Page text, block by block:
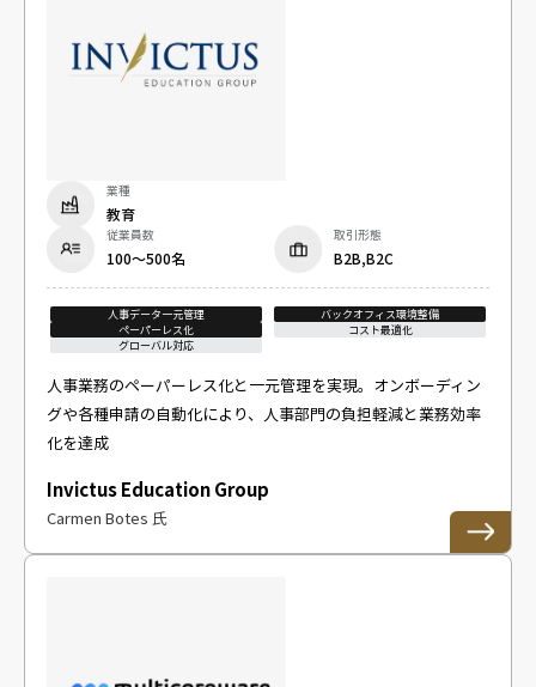
業種
教育
従業員数
100～500名
取引形態
B2B,B2C
人事データ一元管理
バックオフィス環境整備
ペーパーレス化
コスト最適化
グローバル対応
人事業務のペーパーレス化と一元管理を実現。オンボーディン
グや各種申請の自動化により、人事部門の負担軽減と業務効率
化を達成
Invictus Education Group
Carmen Botes 氏